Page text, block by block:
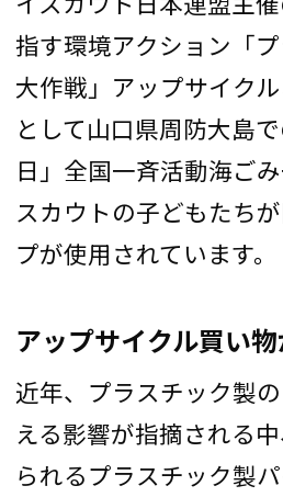
指す環境アクション「
大作戦」アップサイク
として山口県周防大島
日」全国一斉活動海ご
スカウトの子どもたち
プが使用されています。
アップサイクル買い
近年、プラスチック製
える影響が指摘される
られるプラスチック製